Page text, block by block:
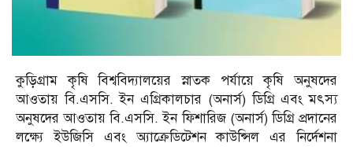
কুড়িগ্রাম কৃষি বিশ্ববিদ্যালয়ের স্নাতক পর্যায়ে কৃষি অনুষদের
আওতায় বি.এসসি. ইন এগ্রিকালচার (অনার্স) ডিগ্রি এবং মৎস্য
অনুষদের আওতায় বি.এসসি. ইন ফিশারিজ (অনার্স) ডিগ্রি প্রদানের
লক্ষ্যে ইউজিসি এবং অ্যাক্রেডিটেশন কাউন্সিল এর নির্দেশনা